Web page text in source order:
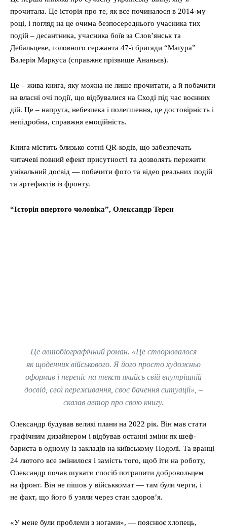
прочитала. Це історія про те, як все починалося в 2014-му
році, і погляд на це очима безпосереднього учасника тих
подій – десантника, учасника боїв за Слов’янськ та
Дебальцеве, головного сержанта 47-ї бригади “Маґура”
Валерія Маркуса (справжнє прізвище Ананьєв).
Це – жива книга, яку можна не лише прочитати, а й побачити
на власні очі події, що відбувалися на Сході під час воєнних
дій. Це – напруга, небезпека і полегшення, це достовірність і
непідробна, справжня емоційність.
Книга містить близько сотні QR-кодів, що забезпечать
читачеві повний ефект присутності та дозволять пережити
унікальний досвід — побачити фото та відео реальних подій
та артефактів із фронту.
“Історія впертого чоловіка”, Олександр Терен
Це автобіографічний роман. «Це створювалося
як щоденник військового. Я його просто художньо
оформив і переніс на текст якийсь свій внутрішній
досвід, свої переживання, своє бачення ситуації», –
сказав автор про свою книгу.
Олександр будував великі плани на 2022 рік. Він мав стати
графічним дизайнером і відбував останні зміни як шеф-
бариста в одному із закладів на київському Подолі. Та вранці
24 лютого все змінилося і замість того, щоб іти на роботу,
Олександр почав шукати спосіб потрапити добровольцем
на фронт. Він не пішов у військкомат — там були черги, і
не факт, що його б узяли через стан здоров’я.
«У мене були проблеми з ногами», — пояснює хлопець,